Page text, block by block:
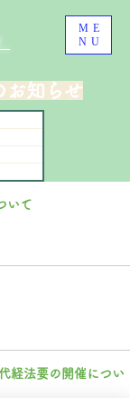
ME
NU
お知らせ
いて
経法要の開催につい